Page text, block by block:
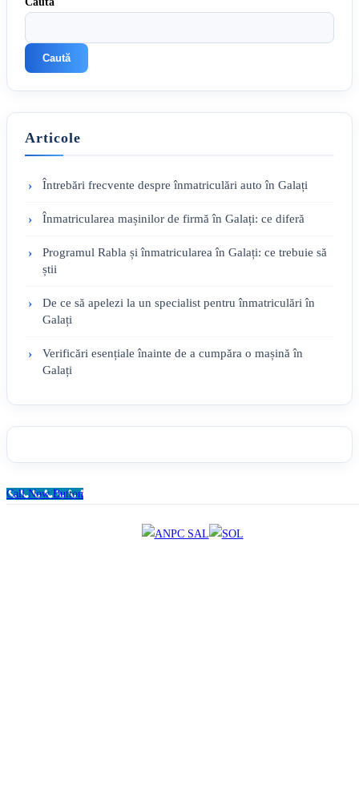
Caută
Articole
Întrebări frecvente despre înmatriculări auto în Galați
Înmatricularea mașinilor de firmă în Galați: ce diferă
Programul Rabla și înmatricularea în Galați: ce trebuie să
știi
De ce să apelezi la un specialist pentru înmatriculări în
Galați
Verificări esențiale înainte de a cumpăra o mașină în
Galați
Call Now Button